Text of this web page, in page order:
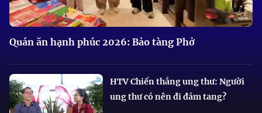
Quán ăn hạnh phúc 2026: Bảo tàng Phở
HTV Chiến thắng ung thư: Người
ung thư có nên đi đám tang?